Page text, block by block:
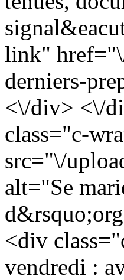
link"
derniers-
<\/div> <\/
class="c-
src="\/
alt="Se
<div
vendredi :